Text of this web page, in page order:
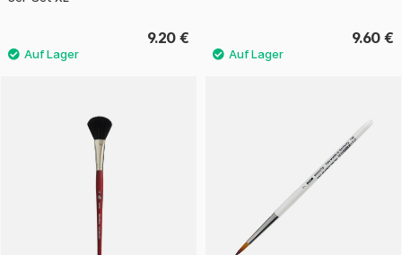
9.20 € 9.60 €